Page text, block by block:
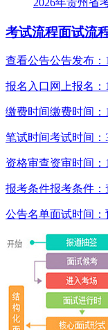
考试流程面试流
查看公告公告发布：
报名入口 网上报名：
缴费时间缴费时间：
笔试时间考试时间：
资格审查资审时间：
报考条件报考条件：
公告名单面试时间：